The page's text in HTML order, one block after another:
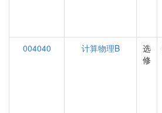
004040
计算物理B
选
修